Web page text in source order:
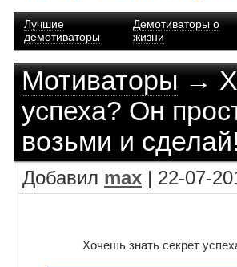
Лучшие
демотиваторы
Демотиваторы о
жизни
Мотиваторы→
успеха? Он
возьми и сделай!
Добавил max | 22-07-
Хочешь знать секрет